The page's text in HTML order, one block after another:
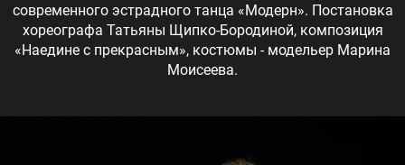
современного эстрадного танца «Модерн». Постановка
хореографа Татьяны Щипко-Бородиной, композиция
«Наедине с прекрасным», костюмы - модельер Марина
Моисеева.